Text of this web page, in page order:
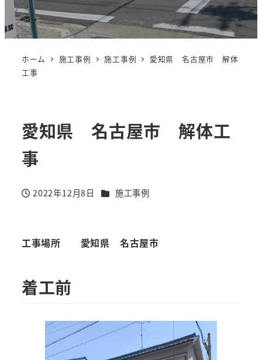
ホーム 施工事例 施工事例
愛知県 名古屋市 解体
工事
愛知県 名古屋市 解体工
事
投稿日
2022年12月8日 カテゴリー
施工事例
工事場所 愛知県 名古屋市
着工前